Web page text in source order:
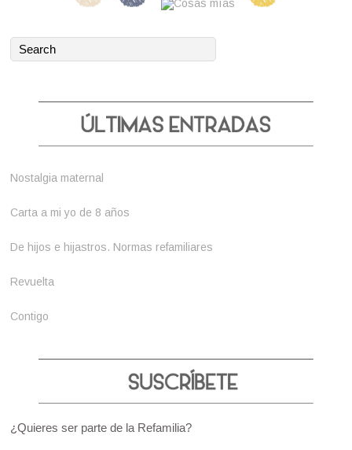
Nostalgia maternal
Carta a mi yo de 8 años
De hijos e hijastros. Normas refamiliares
Revuelta
Contigo
¿Quieres ser parte de la Refamilia?